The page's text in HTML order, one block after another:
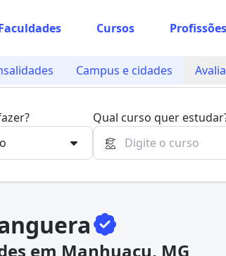
Cursos Profissões
Vamos te guiar no caminho
Campus e cidades
Qual curso quer
em Manhuaçu, MG